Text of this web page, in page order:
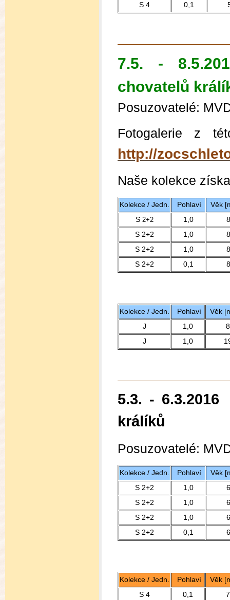
S 4
0,1
7.5. -
chovatelů
Posuzovatelé:
Fotogalerie z
http://
Naše kolekce
Kolekce / Jedn. Pohlaví
Věk
S 2+2 1,0
8
S 2+2
1,0
8
S 2+2
1,0
8
S 2+2
0,1 8
Kolekce / Jedn. Pohlaví
Věk
J
1,0
8
J
1,0
5.3. -
králíků
Posuzovatelé:
Kolekce / Jedn. Pohlaví
Věk
S 2+2
1,0
6
S 2+2
1,0
6
S 2+2
1,0
6
S 2+2
0,1 6
Kolekce / Jedn. Pohlaví
Věk
S 4
0,1
7